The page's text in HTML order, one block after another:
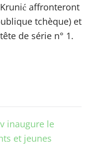
affronteront
tchèque) et
de série n° 1.
inaugure le
et jeunes